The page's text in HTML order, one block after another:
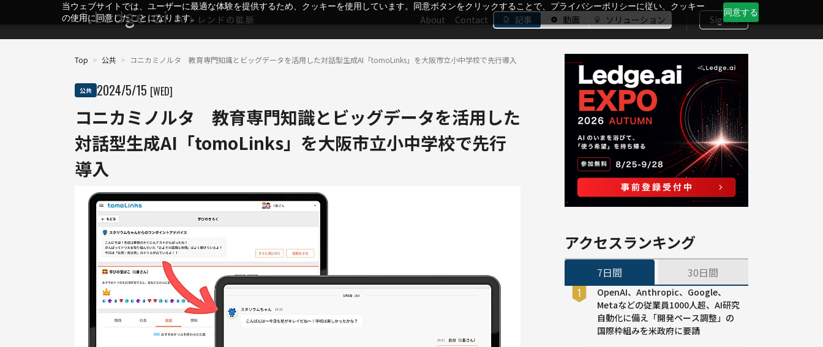
当ウェブサイトでは、ユーザーに最適な体験を提供するため、クッキーを使用しています。同意ボタンをクリックすることで、プライバシーポリシーに従い、クッキー
の使用に同意したことになります。
同意する
About Contact 記事 動画 ソリューション Sign In
Top > 公共 > コニカミノルタ 教育専門知識とビッグデータを活用した対話型生成AI「tomoLinks」を大阪市立小中学校で先行導入
公共 2024/5/15 [WED]
コニカミノルタ 教育専門知識とビッグデータを活用した
対話型生成AI「tomoLinks」を大阪市立小中学校で先行
導入
アクセスランキング
7日間 30日間
OpenAI、Anthropic、Google、
Metaなどの従業員1000人超、AI研究
自動化に備え「開発ペース調整」の
国際枠組みを米政府に要請